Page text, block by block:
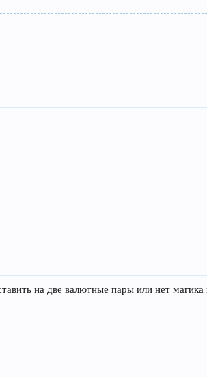
на две валютные пары или нет магика